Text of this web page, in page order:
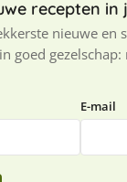
recepten in
nieuwe en
goed
E-mail